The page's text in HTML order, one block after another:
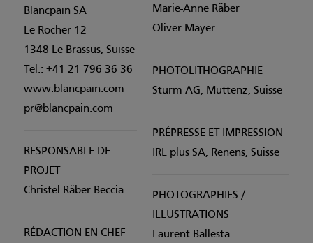
Blancpain SA
Le Rocher 12
1348 Le Brassus, Suisse
Tel.: +41 21 796 36 36
www.blancpain.com
pr@blancpain.com
RESPONSABLE DE
PROJET
Christel Räber Beccia
RÉDACTION EN CHEF
Marie-Anne Räber
Oliver Mayer
PHOTOLITHOGRAPHIE
Sturm AG, Muttenz, Suisse
PRÉPRESSE ET IMPRESSION
IRL plus SA, Renens, Suisse
PHOTOGRAPHIES /
ILLUSTRATIONS
Laurent Ballesta